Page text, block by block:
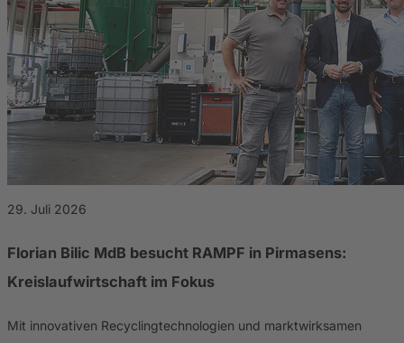
29. Juli 2026
Florian Bilic MdB besucht RAMPF in Pirmasens:
Kreislaufwirtschaft im Fokus
Mit innovativen Recyclingtechnologien und marktwirksamen